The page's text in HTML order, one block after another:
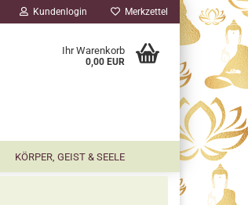
Kundenlogin Merkzettel
Ihr Warenkorb
0,00 EUR
KÖRPER, GEIST & SEELE